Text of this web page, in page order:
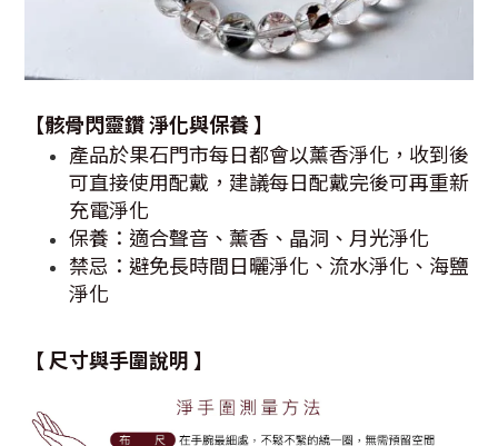
【骸骨閃靈鑽淨化與保養 】
產品於果石門市每日都會以薰香淨化，收到後
可直接使用配戴，建議每日配戴完後可再重新
充電淨化
保養：適合聲音、薰香、晶洞、月光淨化
禁忌：避免長時間日曬淨化、流水淨化、海鹽
淨化
【 尺寸與手圍說明 】